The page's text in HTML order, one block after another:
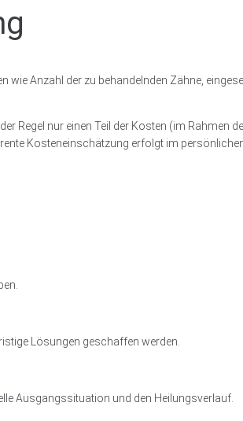
Anzahl der zu behandelnden Zähne,
Regel nur einen Teil der Kosten (im Rahmen
Kosteneinschätzung erfolgt im
Lösungen geschaffen werden.
Ausgangssituation und den Heilungsverlauf.